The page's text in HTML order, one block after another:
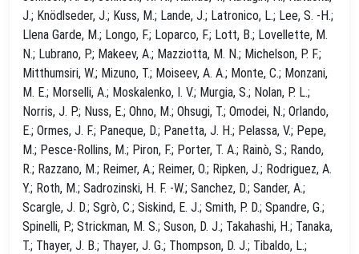
J.; Knödlseder, J.; Kuss, M.; Lande, J.; Latronico, L.; Lee, S. -H.;
Llena Garde, M.; Longo, F.; Loparco, F.; Lott, B.; Lovellette, M.
N.; Lubrano, P.; Makeev, A.; Mazziotta, M. N.; Michelson, P. F.;
Mitthumsiri, W.; Mizuno, T.; Moiseev, A. A.; Monte, C.; Monzani,
M. E.; Morselli, A.; Moskalenko, I. V.; Murgia, S.; Nolan, P. L.;
Norris, J. P.; Nuss, E.; Ohno, M.; Ohsugi, T.; Omodei, N.; Orlando,
E.; Ormes, J. F.; Paneque, D.; Panetta, J. H.; Pelassa, V.; Pepe,
M.; Pesce-Rollins, M.; Piron, F.; Porter, T. A.; Rainò, S.; Rando,
R.; Razzano, M.; Reimer, A.; Reimer, O.; Ripken, J.; Rodriguez, A.
Y.; Roth, M.; Sadrozinski, H. F. -W.; Sanchez, D.; Sander, A.;
Scargle, J. D.; Sgrò, C.; Siskind, E. J.; Smith, P. D.; Spandre, G.;
Spinelli, P.; Strickman, M. S.; Suson, D. J.; Takahashi, H.; Tanaka,
T.; Thayer, J. B.; Thayer, J. G.; Thompson, D. J.; Tibaldo, L.;